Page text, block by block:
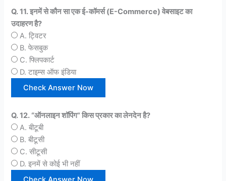
Q. 11. इनमें से कौन सा एक ई-कॉमर्स (E-Commerce) वेबसाइट का
उदाहरण है?
A. ट्विटर
B. फेसबुक
C. फ्लिपकार्ट
D. टाइम्स ऑफ इंडिया
Q. 12. “ऑनलाइन शॉपिंग” किस प्रकार का लेनदेन है?
A. बीटूबी
B. बीटूसी
C. सीटूसी
D. इनमें से कोई भी नहीं